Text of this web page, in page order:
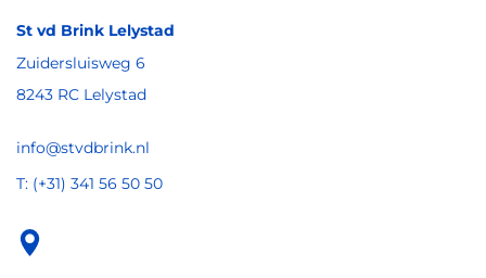
St vd Brink Lelystad
Zuidersluisweg 6
8243 RC Lelystad
info@stvdbrink.nl
T: (+31) 341 56 50 50